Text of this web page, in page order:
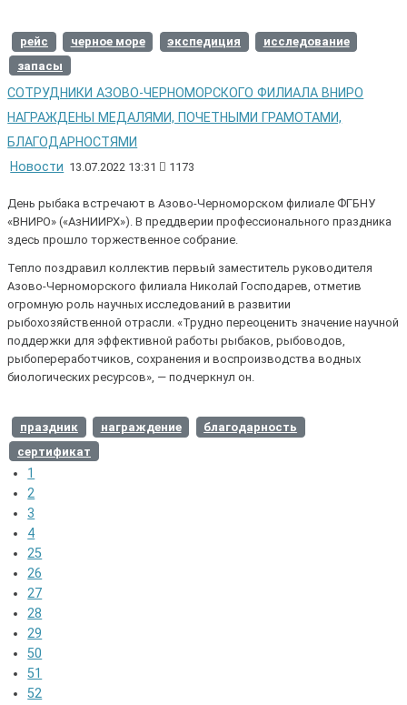
рейс черное море экспедиция
исследование
запасы
СОТРУДНИКИ АЗОВО-ЧЕРНОМОРСКОГО ФИЛИАЛА ВНИРО
НАГРАЖДЕНЫ МЕДАЛЯМИ, ПОЧЕТНЫМИ ГРАМОТАМИ,
БЛАГОДАРНОСТЯМИ
Новости 13.07.2022 13:31 1173
День рыбака встречают в Азово-Черноморском филиале ФГБНУ
«ВНИРО» («АзНИИРХ»). В преддверии профессионального праздника
здесь прошло торжественное собрание.
Тепло поздравил коллектив первый заместитель руководителя
Азово-Черноморского филиала Николай Господарев, отметив
огромную роль научных исследований в развитии
рыбохозяйственной отрасли. «Трудно переоценить значение научной
поддержки для эффективной работы рыбаков, рыбоводов,
рыбопереработчиков, сохранения и воспроизводства водных
биологических ресурсов», — подчеркнул он.
праздник награждение
благодарность
сертификат
1
2
3
4
25
26
27
28
29
50
51
52